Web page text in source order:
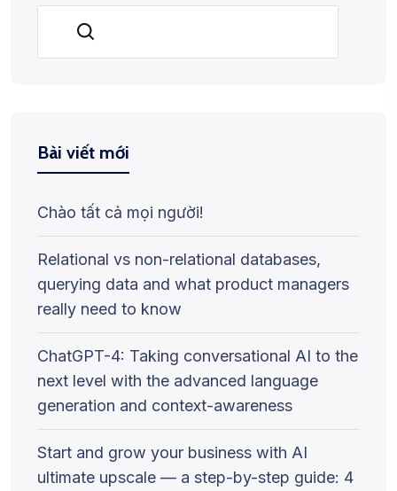
Tìm kiếm
Bài viết mới
Chào tất cả mọi người!
Relational vs non-relational databases,
querying data and what product managers
really need to know
ChatGPT-4: Taking conversational AI to the
next level with the advanced language
generation and context-awareness
Start and grow your business with AI
ultimate upscale — a step-by-step guide: 4